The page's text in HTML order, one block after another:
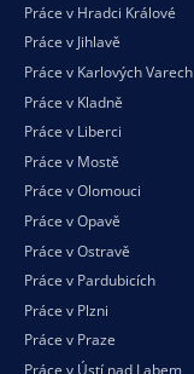
Práce v Hradci Králové
Práce v Jihlavě
Práce v Karlových Varech
Práce v Kladně
Práce v Liberci
Práce v Mostě
Práce v Olomouci
Práce v Opavě
Práce v Ostravě
Práce v Pardubicích
Práce v Plzni
Práce v Praze
Práce v Ústí nad Labem